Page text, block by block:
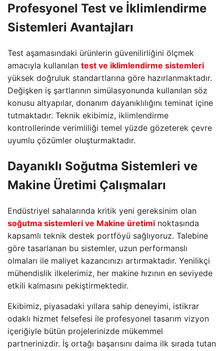
Profesyonel Test ve İklimlendirme
Sistemleri Avantajları
Test aşamasındaki ürünlerin güvenilirliğini ölçmek
amacıyla kullanılan test ve iklimlendirme sistemleri
yüksek doğruluk standartlarına göre hazırlanmaktadır.
Değişken iş şartlarının simülasyonunda kullanılan söz
konusu altyapılar, donanım dayanıklılığını teminat içine
tutmaktadır. Teknik ekibimiz, iklimlendirme
kontrollerinde verimliliği temel yüzde gözeterek çevre
uyumlu çözümler oluşturmaktadır.
Dayanıklı Soğutma Sistemleri ve
Makine Üretimi Çalışmaları
Endüstriyel sahalarında kritik yeni gereksinim olan
soğutma sistemleri ve Makine üretimi noktasında
kapsamlı teknik destek portföyü sağlıyoruz. Talebine
göre tasarlanan bu sistemler, uzun performanslı
olmaları ile maliyet kazancınızı artırmaktadır. Yenilikçi
mühendislik ilkelerimiz, her makine hızının en seviyede
etkili kalmasını pekiştirmektedir.
Ekibimiz, piyasadaki yıllara sahip deneyimi, istikrar
odaklı hizmet felsefesi ile profesyonel tasarım vizyon
içeriğiyle bütün projelerinizde mükemmel
partnerinizdir. İş ortağı başarısını daima ilk sırada tutan